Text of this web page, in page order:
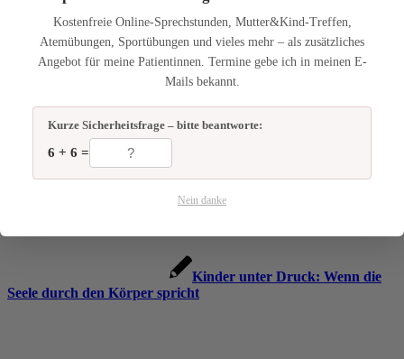
Milchfluss Unterstützung in der Stillzeit
Kinder unter Druck: Wenn die
Seele durch den Körper spricht
Kostenfreie Online-Sprechstunden, Mutter&Kind-Treffen,
Atemübungen, Sportübungen und vieles mehr – als zusätzliches
Angebot für meine Patientinnen. Termine gebe ich in meinen E-
Mails bekannt.
Kurze Sicherheitsfrage – bitte beantworte:
6 + 6 =
Nein danke